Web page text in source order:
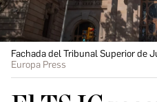
Fachada del Tribunal Superior de
Europa Press